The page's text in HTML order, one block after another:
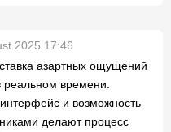
2025 17:46
азартных ощущений
реальном времени.
и возможность
делают процесс